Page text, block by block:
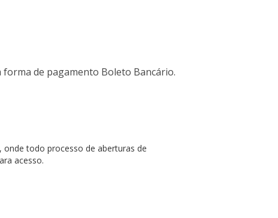
forma de pagamento Boleto Bancário.
todo processo de aberturas de
acesso.